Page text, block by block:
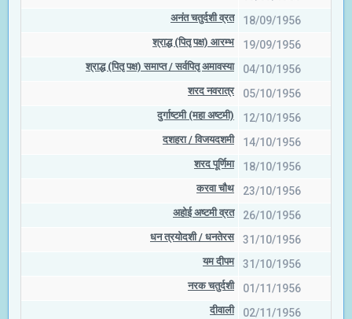
अनंत चतुर्दशी व्रत 18/09/1956
श्राद्ध (पितृ पक्ष) आरम्भ 19/09/1956
श्राद्ध (पितृ पक्ष) समाप्त / सर्वपितृ अमावस्या 04/10/1956
शरद नवरात्र 05/10/1956
दुर्गाष्टमी (महा अष्टमी) 12/10/1956
दशहरा / विजयदशमी 14/10/1956
शरद पूर्णिमा 18/10/1956
करवा चौथ 23/10/1956
अहोई अष्टमी व्रत 26/10/1956
धन त्रयोदशी / धनतेरस 31/10/1956
यम दीपम 31/10/1956
नरक चतुर्दशी 01/11/1956
दीवाली 02/11/1956